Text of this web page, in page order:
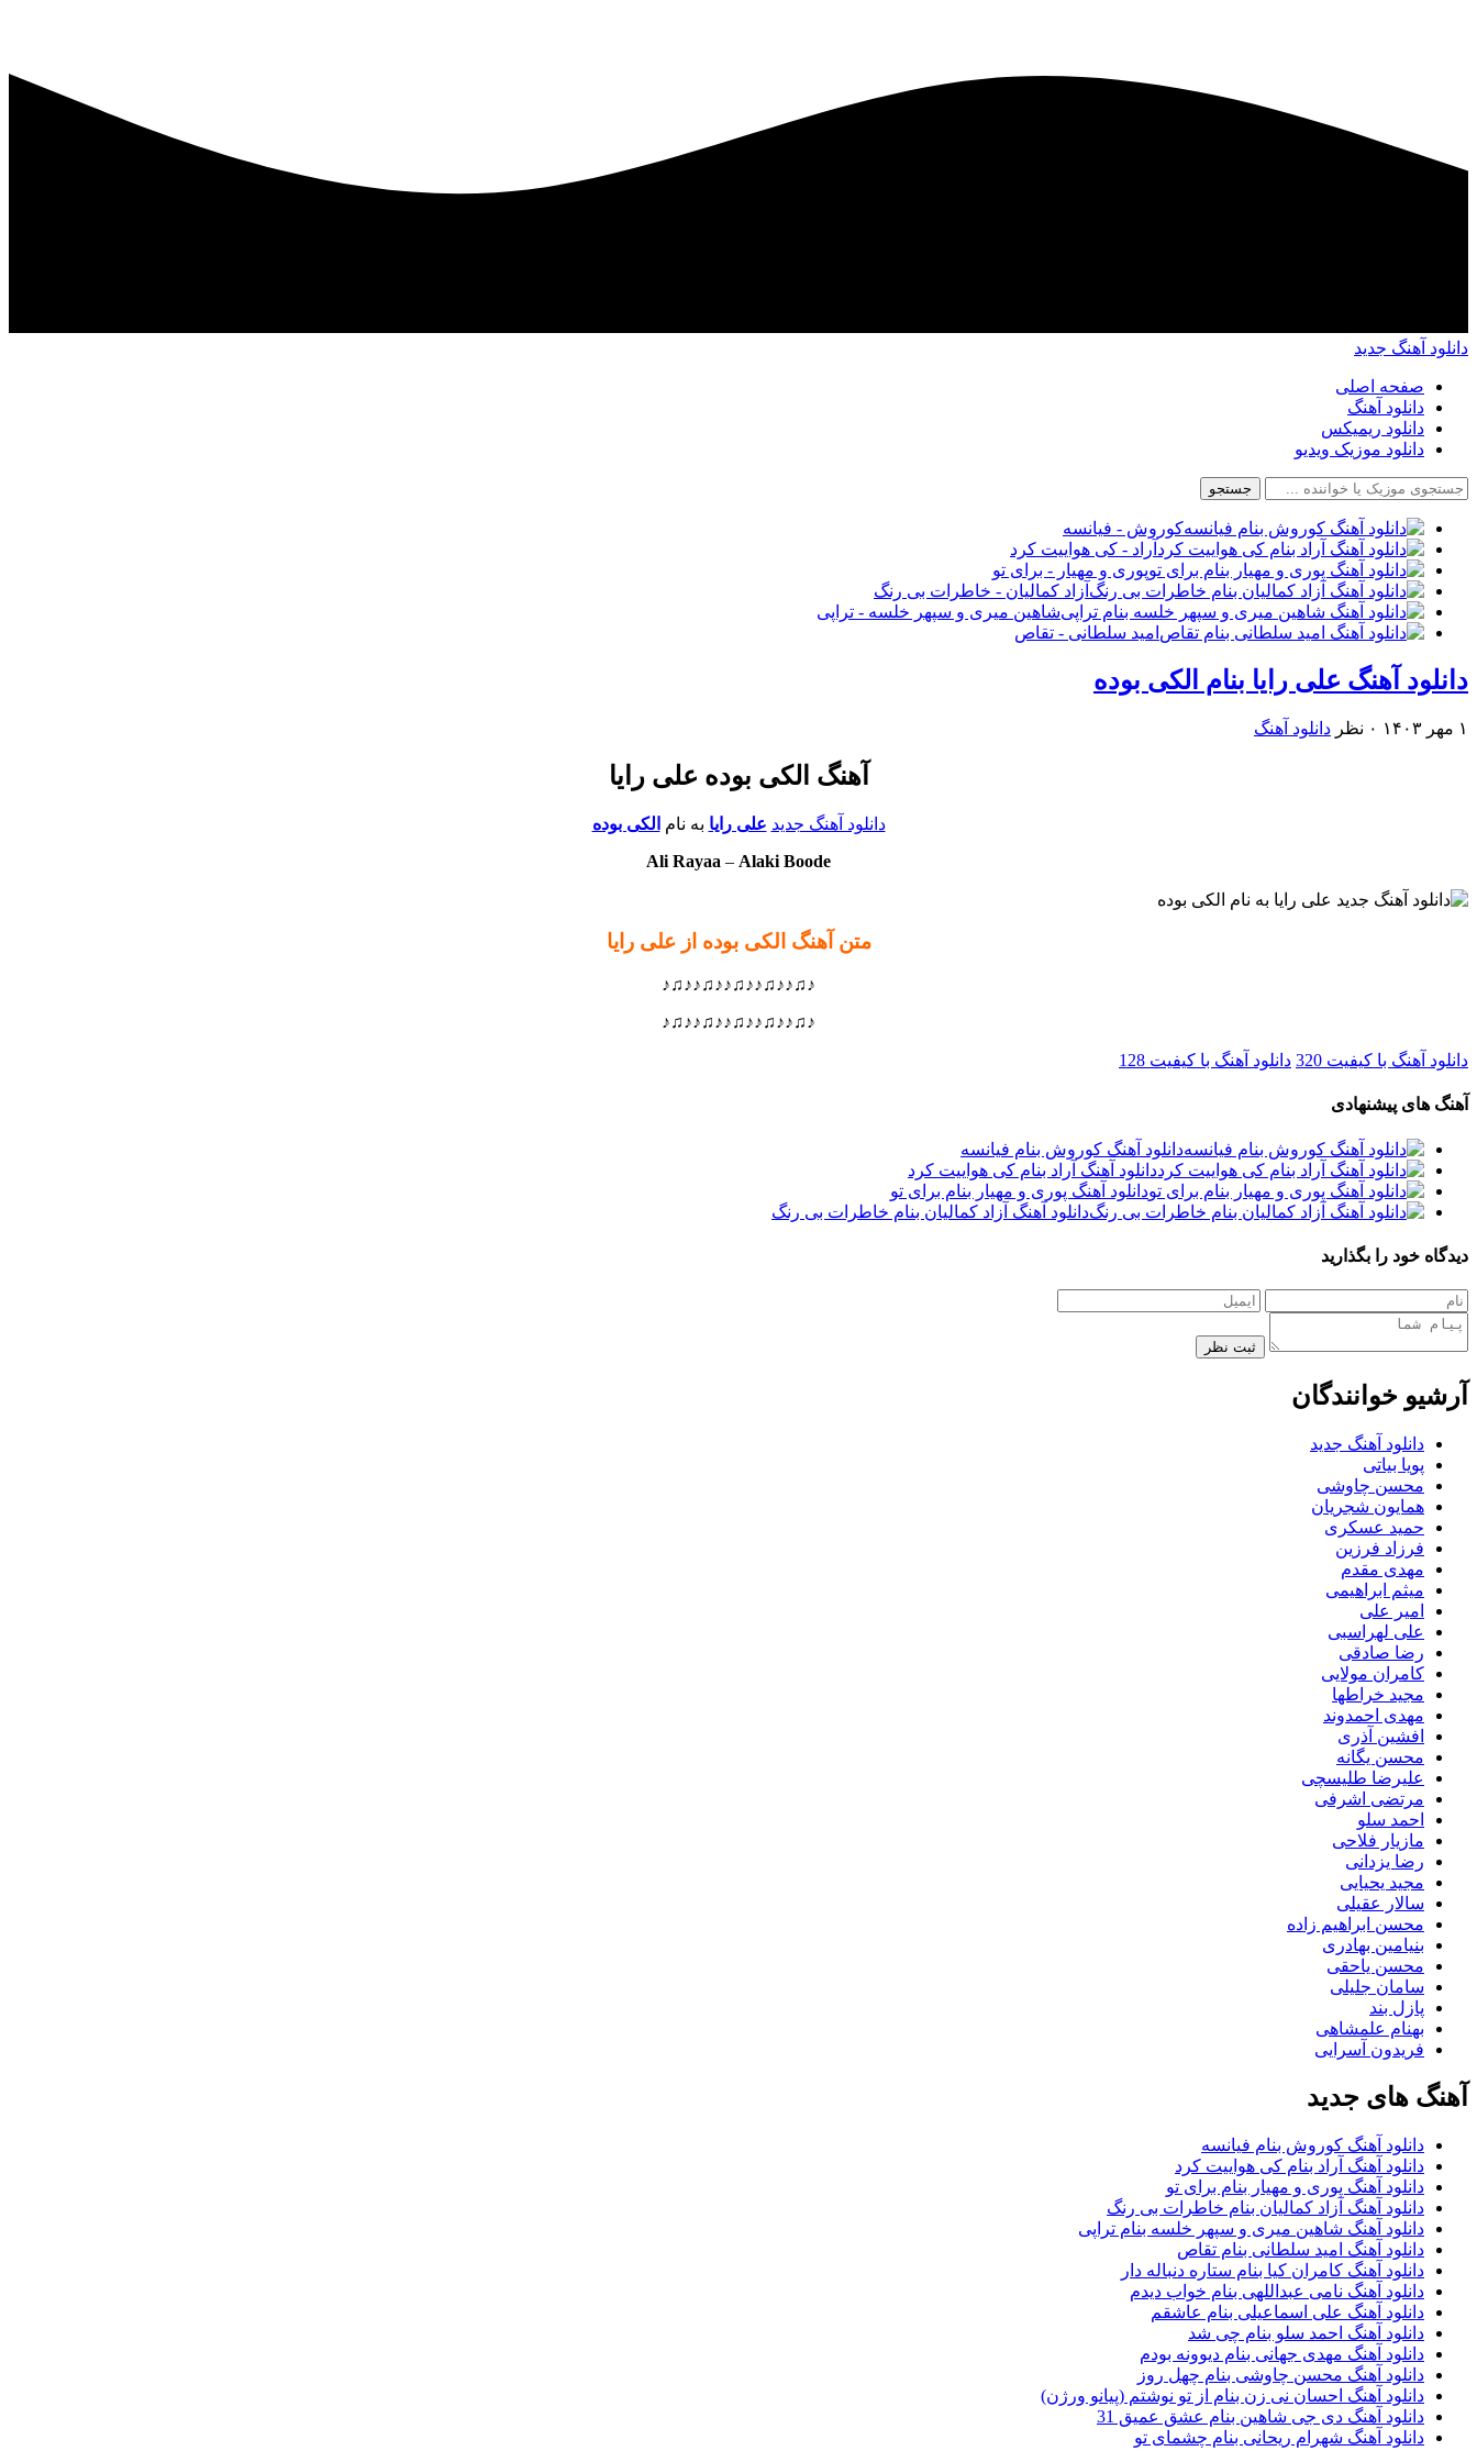
دانلود آهنگ جدید
صفحه اصلی
دانلود آهنگ
دانلود ریمیکس
دانلود موزیک ویدیو
جستجو
کوروش - فیانسه
آراد - کی هواییت کرد
پوری و مهیار - برای تو
آزاد کمالیان - خاطرات بی رنگ
شاهین میری و سپهر خلسه - تراپی
امید سلطانی - تقاص
دانلود آهنگ علی رایا بنام الکی بوده
۱ مهر ۱۴۰۳ ۰ نظر دانلود آهنگ
آهنگ الکی بوده علی رایا
دانلود آهنگ جدید علی رایا به نام الکی بوده
Ali Rayaa – Alaki Boode
متن آهنگ الکی بوده از علی رایا
♪♫♪♪♫♪♪♫♪♪♫♪♪♫♪
♪♫♪♪♫♪♪♫♪♪♫♪♪♫♪
دانلود آهنگ با کیفیت 320 دانلود آهنگ با کیفیت 128
آهنگ های پیشنهادی
دانلود آهنگ کوروش بنام فیانسه
دانلود آهنگ آراد بنام کی هواییت کرد
دانلود آهنگ پوری و مهیار بنام برای تو
دانلود آهنگ آزاد کمالیان بنام خاطرات بی رنگ
دیدگاه خود را بگذارید
ثبت نظر
آرشیو خوانندگان
دانلود آهنگ جدید
پویا بیاتی
محسن چاوشی
همایون شجریان
حمید عسکری
فرزاد فرزین
مهدی مقدم
میثم ابراهیمی
امیر علی
علی لهراسبی
رضا صادقی
کامران مولایی
مجید خراطها
مهدی احمدوند
افشین آذری
محسن یگانه
علیرضا طلیسچی
مرتضی اشرفی
احمد سلو
مازیار فلاحی
رضا یزدانی
مجید یحیایی
سالار عقیلی
محسن ابراهیم زاده
بنیامین بهادری
محسن یاحقی
سامان جلیلی
پازل بند
بهنام علمشاهی
فریدون آسرایی
آهنگ های جدید
دانلود آهنگ کوروش بنام فیانسه
دانلود آهنگ آراد بنام کی هواییت کرد
دانلود آهنگ پوری و مهیار بنام برای تو
دانلود آهنگ آزاد کمالیان بنام خاطرات بی رنگ
دانلود آهنگ شاهین میری و سپهر خلسه بنام تراپی
دانلود آهنگ امید سلطانی بنام تقاص
دانلود آهنگ کامران کیا بنام ستاره دنباله دار
دانلود آهنگ نامی عبداللهی بنام خواب دیدم
دانلود آهنگ علی اسماعیلی بنام عاشقم
دانلود آهنگ احمد سلو بنام چی شد
دانلود آهنگ مهدی جهانی بنام دیوونه بودم
دانلود آهنگ محسن چاوشی بنام چهل روز
دانلود آهنگ احسان نی زن بنام از تو نوشتم (پیانو ورژن)
دانلود آهنگ دی جی شاهین بنام عشق عمیق 31
دانلود آهنگ شهرام ریحانی بنام چشمای تو